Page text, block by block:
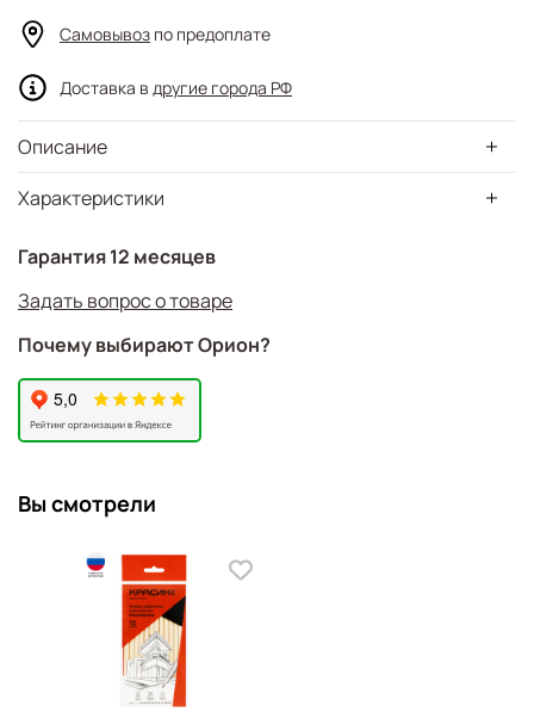
Характеристики
Описание
Гарантия 12 месяцев
Задать вопрос о товаре
Почему выбирают Орион?
Самовывоз по предоплате
Доставка в другие города РФ
Вы смотрели